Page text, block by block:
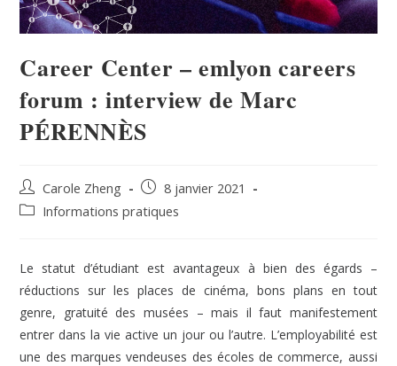
Career Center – emlyon careers
forum : interview de Marc
PÉRENNÈS
Carole Zheng
8 janvier 2021
Informations pratiques
Le statut d’étudiant est avantageux à bien des égards –
réductions sur les places de cinéma, bons plans en tout
genre, gratuité des musées – mais il faut manifestement
entrer dans la vie active un jour ou l’autre. L’employabilité est
une des marques vendeuses des écoles de commerce, aussi